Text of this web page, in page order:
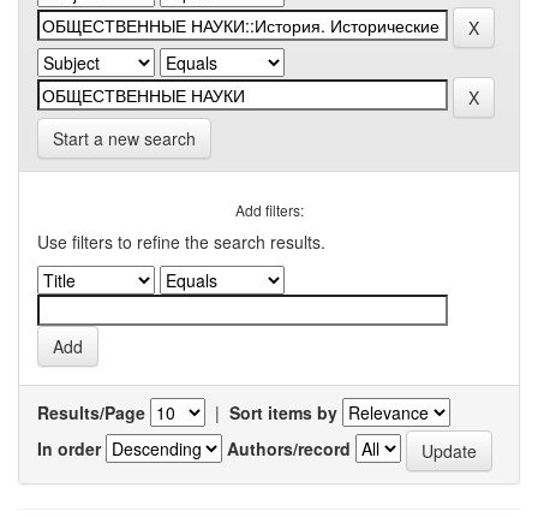
Start a new search
Add filters:
Use filters to refine the search results.
Results/Page | Sort items by
In order
Authors/record